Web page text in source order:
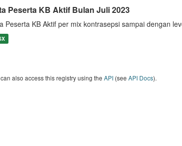
Peserta KB Aktif Bulan Juli 2023
Peserta KB Aktif per mix kontrasepsi sampai dengan
also access this registry using the API (see API Docs).